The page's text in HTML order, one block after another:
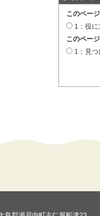
このペー
1：役に
このペー
1：見